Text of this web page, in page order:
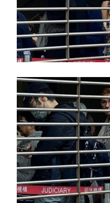
反華推手懶人包
民主派騙案十式
反華推手起底
美西極權主義
真相直擊
極端暴恐實錄
林淑芳專欄
屈穎妍專欄
莫綺琪專欄
黃萬成專欄
招國偉專欄
高松傑專欄
林伯強專欄
絕密法庭檔案
醫院口岸爆炸案
黎智英案審訊
支聯會案
35+顛覆案
生活
休閒好介紹
親子
花生仔漫畫週記
人才招聘
投稿熱線
商戶合作
支持讚助
條款及細則
搜索
繁體中文
繁體中文
English